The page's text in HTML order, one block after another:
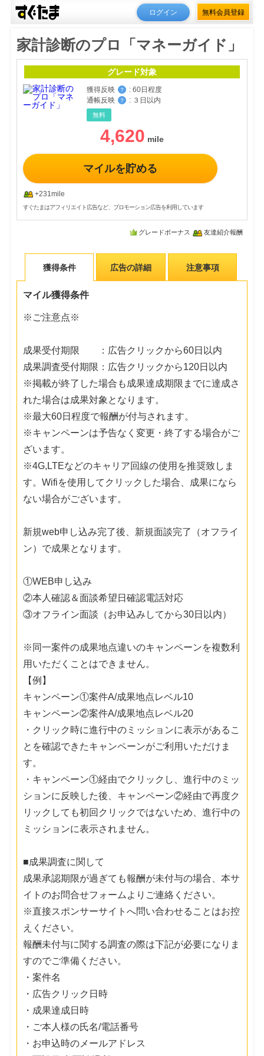
ログイン 無料会員登録
家計診断のプロ「マネーガイド」
グレード対象
獲得反映 ？ : 60日程度
通帳反映
？ : ３日以内
無料
4,620
マイルを貯める
+231mile
すぐたまはアフィリエイト広告など、プロモーション広告を利用しています
グレードボーナス 友達紹介報酬
獲得条件 広告の詳細 注意事項
マイル獲得条件
※ご注意点※
成果受付期限 ：広告クリックから60日以内
成果調査受付期限：広告クリックから120日以内
※掲載が終了した場合も成果達成期限までに達成さ
れた場合は成果対象となります。
※最大60日程度で報酬が付与されます。
※キャンペーンは予告なく変更・終了する場合がご
ざいます。
※4G,LTEなどのキャリア回線の使用を推奨致しま
す。Wifiを使用してクリックした場合、成果になら
ない場合がございます。
新規web申し込み完了後、新規面談完了（オフライ
ン）で成果となります。
①WEB申し込み
②本人確認＆面談希望日確認電話対応
③オフライン面談（お申込みしてから30日以内）
※同一案件の成果地点違いのキャンペーンを複数利
用いただくことはできません。
【例】
キャンペーン①案件A/成果地点レベル10
キャンペーン②案件A/成果地点レベル20
・クリック時に進行中のミッションに表示があるこ
とを確認できたキャンペーンがご利用いただけま
す。
・キャンペーン①経由でクリックし、進行中のミッ
ションに反映した後、キャンペーン②経由で再度ク
リックしても初回クリックではないため、進行中の
ミッションに表示されません。
■成果調査に関して
成果承認期限が過ぎても報酬が未付与の場合、本サ
イトのお問合せフォームよりご連絡ください。
※直接スポンサーサイトへ問い合わせることはお控
えください。
報酬未付与に関する調査の際は下記が必要になりま
すのでご準備ください。
・案件名
・広告クリック日時
・成果達成日時
・ご本人様の氏名/電話番号
・お申込時のメールアドレス